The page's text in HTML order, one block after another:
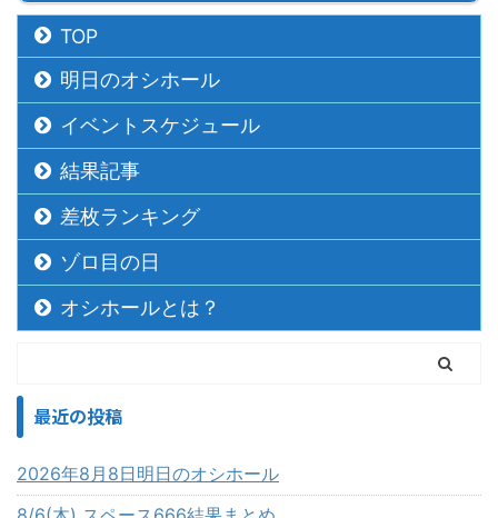
TOP
明日のオシホール
イベントスケジュール
結果記事
差枚ランキング
ゾロ目の日
オシホールとは？
最近の投稿
2026年8月8日明日のオシホール